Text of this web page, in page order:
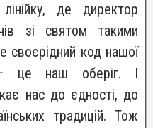
де директор
зі святом такими
своєрідний код нашої
це наш оберіг. І
нас до єдності, до
традицій. Тож